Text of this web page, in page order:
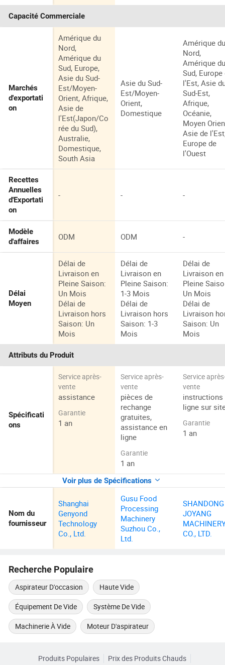
Capacité Commerciale
Marchés
d'exportati
on
Amérique du
Nord,
Amérique du
Sud, Europe,
Asie du Sud-
Est/Moyen-
Orient, Afrique,
Asie de
l'Est(Japon/Co
rée du Sud),
Australie,
Domestique,
South Asia
Asie du Sud-
Est/Moyen-
Orient,
Domestique
Amérique
Nord,
Amérique
Sud, Europe
l'Est, Asie
Sud-Est,
Afrique,
Océanie,
Moyen
Asie de
Europe de
l'Ouest
Recettes
Annuelles
d'Exportati
on
- - -
Modèle
d'affaires
ODM ODM -
Délai
Moyen
Délai de
Livraison en
Pleine Saison:
Un Mois
Délai de
Livraison hors
Saison: Un
Mois
Délai de
Livraison en
Pleine Saison:
1-3 Mois
Délai de
Livraison hors
Saison: 1-3
Mois
Délai de
Livraison en
Pleine
Un Mois
Délai de
Livraison
Saison: Un
Mois
Attributs du Produit
Spécificati
ons
Service après-
vente
assistance
Garantie
1 an
Service après-
vente
pièces de
rechange
gratuites,
assistance en
ligne
Garantie
1 an
Service
vente
instructions
ligne sur
Garantie
1 an
Voir plus de Spécifications
Nom du
fournisseur
Shanghai
Genyond
Technology
Co., Ltd.
Gusu Food
Processing
Machinery
Suzhou Co.,
Ltd.
SHANDONG
JOYANG
CO., LTD.
Recherche Populaire
Aspirateur D'occasion Haute Vide
Équipement De Vide Système De Vide
Machinerie À Vide Moteur D'aspirateur
Produits Populaires Prix des Produits Chauds